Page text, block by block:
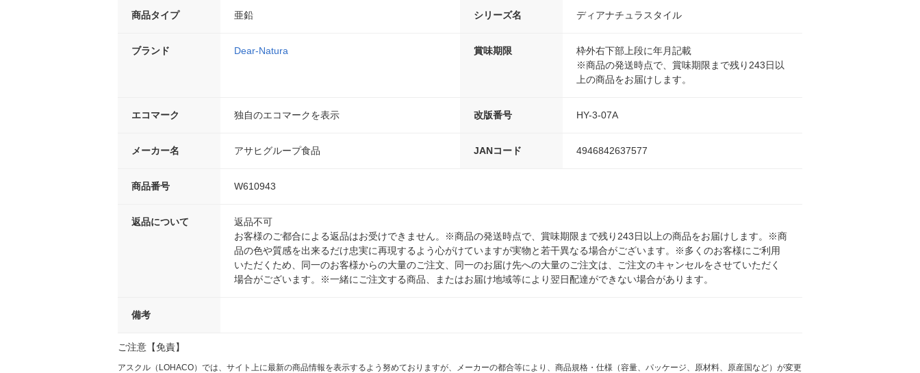
商品タイプ 亜鉛 シリーズ名 ディアナチュラスタイル
ブランド Dear-Natura 賞味期限
枠外右下部上段に年月記載
※商品の発送時点で、賞味期限まで残り243日以
上の商品をお届けします。
エコマーク 独自のエコマークを表示 改版番号 HY-3-07A
メーカー名 アサヒグループ食品 JANコード 4946842637577
商品番号 W610943
返品について
返品不可
お客様のご都合による返品はお受けできません。※商品の発送時点で、賞味期限まで残り243日以上の商品をお届けします。※商
品の色や質感を出来るだけ忠実に再現するよう心がけていますが実物と若干異なる場合がございます。※多くのお客様にご利用
いただくため、同一のお客様からの大量のご注文、同一のお届け先への大量のご注文は、ご注文のキャンセルをさせていただく
場合がございます。※一緒にご注文する商品、またはお届け地域等により翌日配達ができない場合があります。
備考
ご注意【免責】
アスクル（LOHACO）では、サイト上に最新の商品情報を表示するよう努めておりますが、メーカーの都合等により、商品規格・仕様（容量、パッケージ、原材料、原産国など）が変更